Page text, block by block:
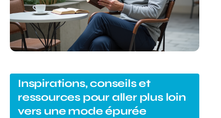
Inspirations, conseils et
ressources pour aller plus loin
vers une mode épurée